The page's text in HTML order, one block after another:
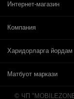
Интернет-магазин
Компания
Харидорларга йордам
Матбуот маркази
© ЧП